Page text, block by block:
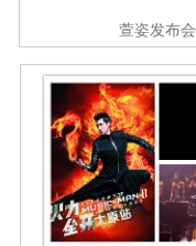
萱姿发布会